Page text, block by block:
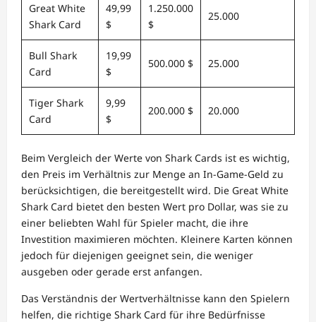
Great White
Shark Card
49,99
$
1.250.000
$
25.000
Bull Shark
Card
19,99
$
500.000 $ 25.000
Tiger Shark
Card
9,99
$
200.000 $ 20.000
Beim Vergleich der Werte von Shark Cards ist es wichtig,
den Preis im Verhältnis zur Menge an In-Game-Geld zu
berücksichtigen, die bereitgestellt wird. Die Great White
Shark Card bietet den besten Wert pro Dollar, was sie zu
einer beliebten Wahl für Spieler macht, die ihre
Investition maximieren möchten. Kleinere Karten können
jedoch für diejenigen geeignet sein, die weniger
ausgeben oder gerade erst anfangen.
Das Verständnis der Wertverhältnisse kann den Spielern
helfen, die richtige Shark Card für ihre Bedürfnisse